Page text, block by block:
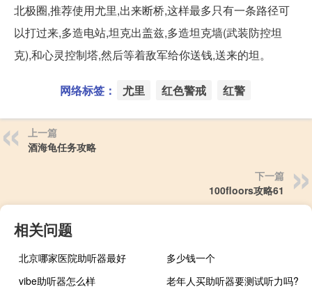
北极圈,推荐使用尤里,出来断桥,这样最多只有一条路径可
以打过来,多造电站,坦克出盖兹,多造坦克墙(武装防控坦
克),和心灵控制塔,然后等着敌军给你送钱,送来的坦。
网络标签： 尤里 红色警戒 红警
上一篇
酒海龟任务攻略
下一篇
100floors攻略61
相关问题
北京哪家医院助听器最好
多少钱一个
vibe助听器怎么样
老年人买助听器要测试听力吗?